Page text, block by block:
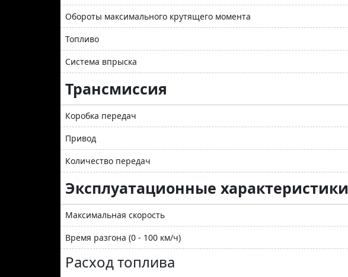
Обороты максимального крутящего момента
Топливо
Система впрыска
Трансмиссия
Коробка передач
Привод
Количество передач
Эксплуатационные характеристики
Максимальная скорость
Время разгона (0 - 100 км/ч)
Расход топлива